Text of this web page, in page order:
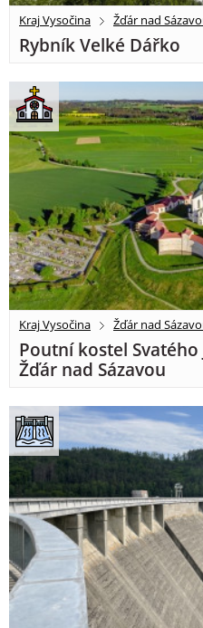
Kraj Vysočina Žďár nad
Rybník Velké Dářko
Kraj Vysočina Žďár nad
Poutní kostel
Žďár nad Sázavou